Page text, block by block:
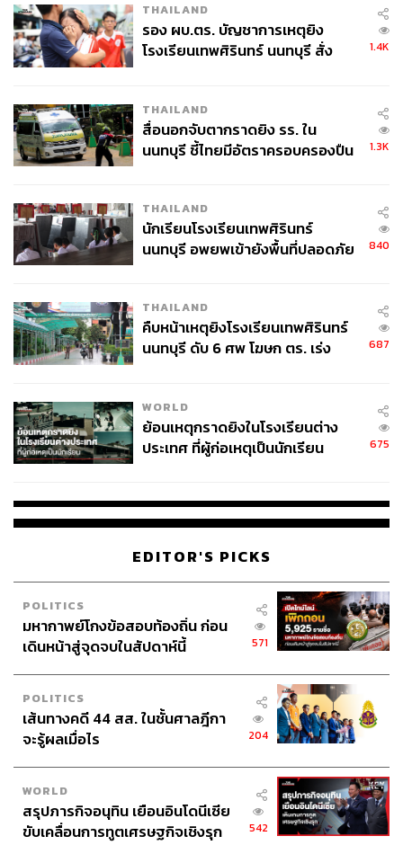
I Tim Yimwhan
I Tim Yimwhan ร้านไอศกรีมเจลาโตที่ซ่อนตัวอยู่ในซอย
ร้านก็มีในรูปแบบที่เสิร์ฟพร้อมบรั่นดีราดลงบนไอศกรีมด้วย
นอกจากนี้ยังมีรสผลไม้อย่าง Yuzu Sorbet ที่หอมกลิ่นส้มยูซุ
ชัดเจน และ Lime Sorbet ที่ผสมความเปรี้ยวหวานระหว่าง
โคนหนึ่งรสชาติราคา 40 บาท
ที่อยู่: ซอยพหลโยธิน 35 กรุงเทพฯ
เวลาเปิด-ปิด: วันพฤหัสบดี-อังคาร เวลา 11.30-21.30 น. (หยุด
วันพุธ)
ข้อมูลเพิ่มเติม:https://www.facebook.com/ITIMYIMWHAN
WHAN
THAILAND
รอง ผบ.ตร. บัญชาการเหตุยิง
โรงเรียนเทพศิรินทร์ นนทบุรี สั่ง
1.4K
THAILAND
สื่อนอกจับตากราดยิง รร. ใน
นนทบุรี ชี้ไทยมีอัตราครอบครองปืน
1.3K
THAILAND
นักเรียนโรงเรียนเทพศิรินทร์
นนทบุรี อพยพเข้ายังพื้นที่ปลอดภัย
840
THAILAND
คืบหน้าเหตุยิงโรงเรียนเทพศิรินทร์
นนทบุรี ดับ 6 ศพ โฆษก ตร. เร่ง
687
WORLD
ย้อนเหตุกราดยิงในโรงเรียนต่าง
ประเทศ ที่ผู้ก่อเหตุเป็นนักเรียน
675
EDITOR'S PICKS
POLITICS
มหากาพย์โกงข้อสอบท้องถิ่น ก่อน
เดินหน้าสู่จุดจบในสัปดาห์นี้
571
POLITICS
เส้นทางคดี 44 สส. ในชั้นศาลฎีกา
จะรู้ผลเมื่อไร
204
WORLD
สรุปภารกิจอนุทิน เยือนอินโดนีเซีย
ขับเคลื่อนการทูตเศรษฐกิจเชิงรุก
542